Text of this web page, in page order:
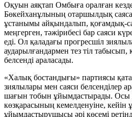
Оқуын аяқтап Омбыға оралған
Бөкейханұлының отаршылдық
ұстанымы айқындалып, қоғамдық-
меңгерген, тәжірибесі бар саяси
еді. Ол қаладағы прогресшіл
аударылғандармен тез тіл
белсенді араласады.
«Халық бостандығы» партиясы
зиялылары мен саяси белсенділер
шағын тобын ұйымдастырады. Осы
көзқарасының кемелденуіне, кейін
ұйымдастырушысы әрі көсемі